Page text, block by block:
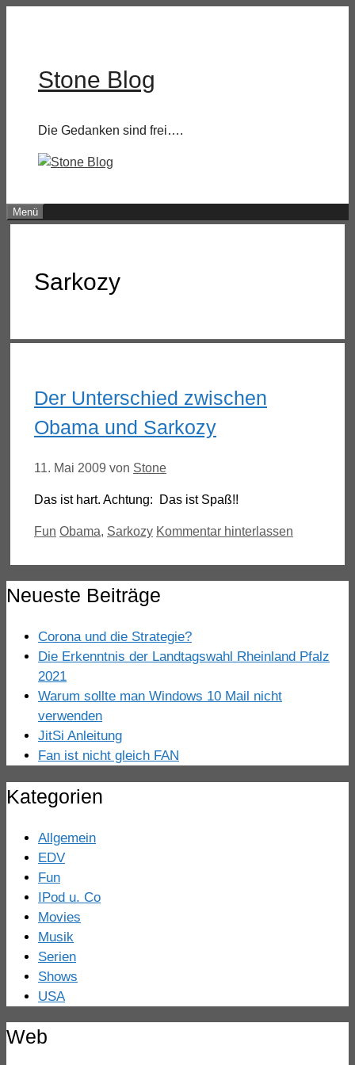
Stone Blog
Die Gedanken sind frei….
Menü
Sarkozy
Der Unterschied zwischen
Obama und Sarkozy
11. Mai 2009 von Stone
Das ist hart. Achtung: Das ist Spaß!!
Kategorien
Fun Schlagwörter
Obama, Sarkozy Kommentar hinterlassen
Neueste Beiträge
Corona und die Strategie?
Die Erkenntnis der Landtagswahl Rheinland Pfalz
2021
Warum sollte man Windows 10 Mail nicht
verwenden
JitSi Anleitung
Fan ist nicht gleich FAN
Kategorien
Allgemein
EDV
Fun
IPod u. Co
Movies
Musik
Serien
Shows
USA
Web